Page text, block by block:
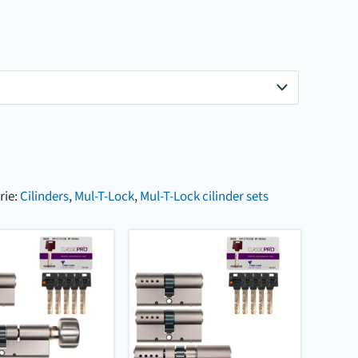
Cilinders,Mul-T-Lock,Mul-T-Lock cilinder sets